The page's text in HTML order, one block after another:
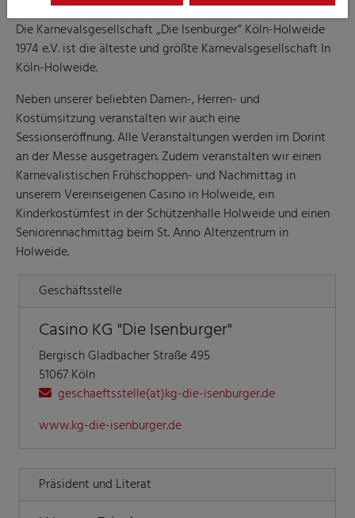
Die Karnevalsgesellschaft ,,Die Isenburger“ Köln-Holweide
1974 e.V. ist die älteste und größte Karnevalsgesellschaft In
Köln-Holweide.
Neben unserer beliebten Damen-, Herren- und
Kostümsitzung veranstalten wir auch eine
Sessionseröffnung. Alle Veranstaltungen werden im Dorint
an der Messe ausgetragen. Zudem veranstalten wir einen
Karnevalistischen Frühschoppen- und Nachmittag in
unserem Vereinseigenen Casino in Holweide, ein
Kinderkostümfest in der Schützenhalle Holweide und einen
Seniorennachmittag beim St. Anno Altenzentrum in
Holweide.
Geschäftsstelle
Casino KG "Die Isenburger"
Bergisch Gladbacher Straße 495
51067 Köln
geschaeftsstelle(at)kg-die-isenburger.de
www.kg-die-isenburger.de
Präsident und Literat